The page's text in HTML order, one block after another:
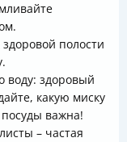
полости
воду: здоровый
какую миску
важна!
– частая